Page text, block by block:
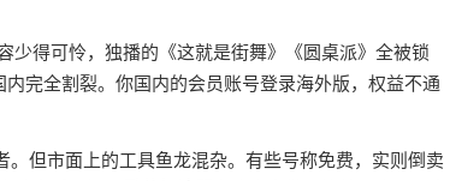
少得可怜，独播的《这就是街舞》《圆桌派》全被锁
完全割裂。你国内的会员账号登录海外版，权益不通
但市面上的工具鱼龙混杂。有些号称免费，实则倒卖